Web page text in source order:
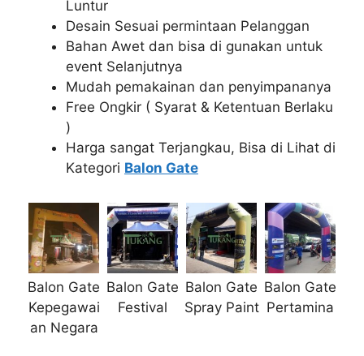
Luntur
Desain Sesuai permintaan Pelanggan
Bahan Awet dan bisa di gunakan untuk
event Selanjutnya
Mudah pemakainan dan penyimpananya
Free Ongkir ( Syarat & Ketentuan Berlaku
)
Harga sangat Terjangkau, Bisa di Lihat di
Kategori Balon Gate
Balon Gate
Kepegawai
an Negara
Balon Gate
Festival
Balon Gate
Spray Paint
Balon Gate
Pertamina